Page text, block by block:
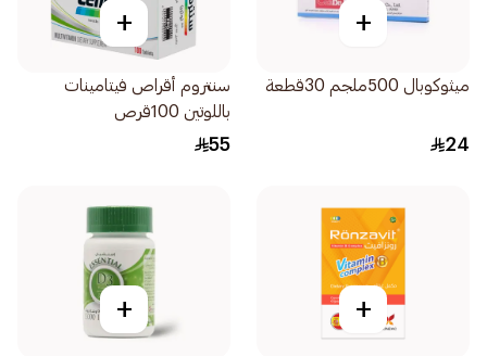
+
ميثوكوبال 500ملجم 30قطعة
24
+
سنتروم أقراص فيتامينات
باللوتين 100قرص
55
+
+